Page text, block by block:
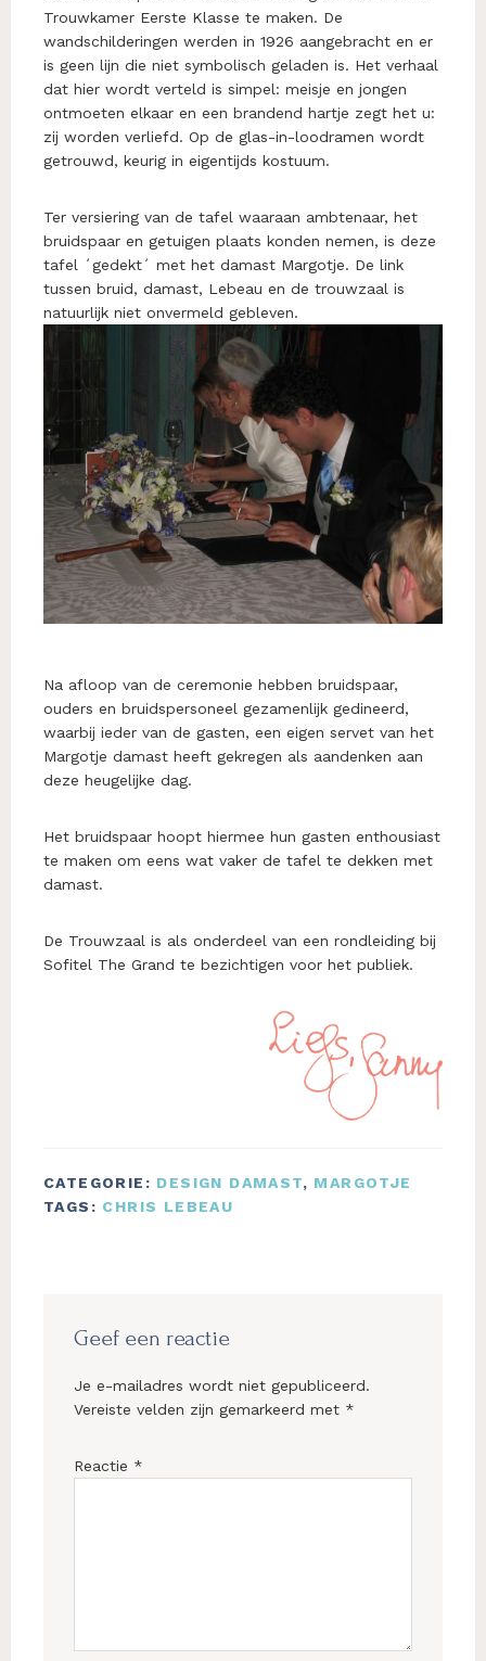
Trouwkamer Eerste Klasse te maken. De
wandschilderingen werden in 1926 aangebracht en er
is geen lijn die niet symbolisch geladen is. Het verhaal
dat hier wordt verteld is simpel: meisje en jongen
ontmoeten elkaar en een brandend hartje zegt het u:
zij worden verliefd. Op de glas-in-loodramen wordt
getrouwd, keurig in eigentijds kostuum.
Ter versiering van de tafel waaraan ambtenaar, het
bruidspaar en getuigen plaats konden nemen, is deze
tafel ´gedekt´ met het damast Margotje. De link
tussen bruid, damast, Lebeau en de trouwzaal is
natuurlijk niet onvermeld gebleven.
Na afloop van de ceremonie hebben bruidspaar,
ouders en bruidspersoneel gezamenlijk gedineerd,
waarbij ieder van de gasten, een eigen servet van het
Margotje damast heeft gekregen als aandenken aan
deze heugelijke dag.
Het bruidspaar hoopt hiermee hun gasten enthousiast
te maken om eens wat vaker de tafel te dekken met
damast.
De Trouwzaal is als onderdeel van een rondleiding bij
Sofitel The Grand te bezichtigen voor het publiek.
CATEGORIE: DESIGN DAMAST, MARGOTJE
TAGS: CHRIS LEBEAU
Interacties
Geef een reactie
Je e-mailadres wordt niet gepubliceerd.
Vereiste velden zijn gemarkeerd met *
Reactie *